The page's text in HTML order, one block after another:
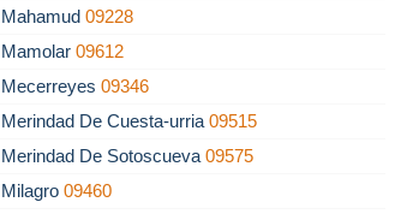
Mahamud09228
Mamolar09612
Mecerreyes09346
Merindad De Cuesta-urria09515
Merindad De Sotoscueva09575
Milagro09460